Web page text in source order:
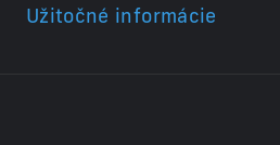
Užitočné informácie